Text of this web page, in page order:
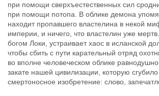
при помощи сверхъестественных сил
при помощи потопа. В облике демона
находит пропавшего властелина в некой
империи, и ничего, что властелин уже
богом Локи, устраивает хаос в исланской
чтобы сбить с пути карательный отряд
во вполне человеческом облике равнодушно
закате нашей цивилизации, которую
смертоносное изобретение: слово,